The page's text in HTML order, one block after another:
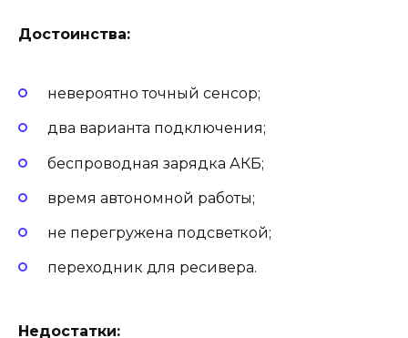
Достоинства:
невероятно точный сенсор;
два варианта подключения;
беспроводная зарядка АКБ;
время автономной работы;
не перегружена подсветкой;
переходник для ресивера.
Недостатки: